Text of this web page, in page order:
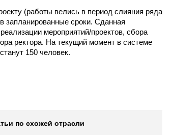
(работы велись в период слияния ряда
запланированные сроки. Сданная
мероприятий/проектов, сбора
ректора. На текущий момент в системе
150 человек.
по схожей отрасли